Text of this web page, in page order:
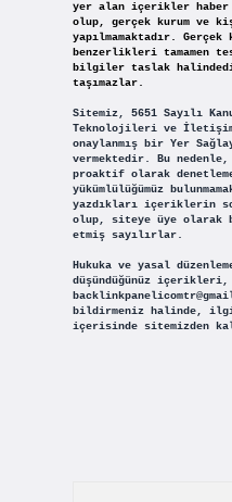
yer alan içerikler haber
olup, gerçek kurum ve
yapılmamaktadır.
benzerlikleri tamamen
bilgiler taslak
taşımazlar.
Sitemiz, 5651 Sayılı
Teknolojileri ve İletişim
onaylanmış bir Yer
vermektedir. Bu
proaktif olarak
yükümlülüğümüz
yazdıkları içeriklerin
olup, siteye üye olarak
etmiş sayılırlar.
Hukuka ve yasal
düşündüğünüz içerikleri,
bildirmeniz halinde,
içerisinde sitemizden